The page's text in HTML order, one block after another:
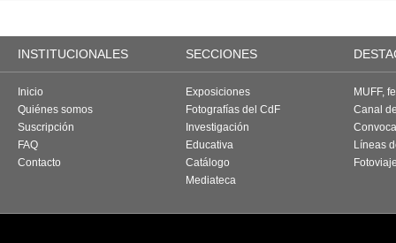
INSTITUCIONALES SECCIONES
Inicio
Quiénes somos
Suscripción
FAQ
Contacto
Exposiciones
Fotografías del CdF
Investigación
Educativa
Catálogo
Mediateca
MUFF,
Canal
Líneas